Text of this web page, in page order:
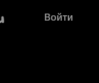
Войти